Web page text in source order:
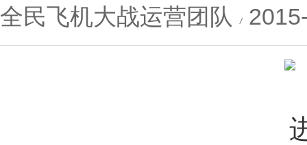
全民飞机大战运营团队 /